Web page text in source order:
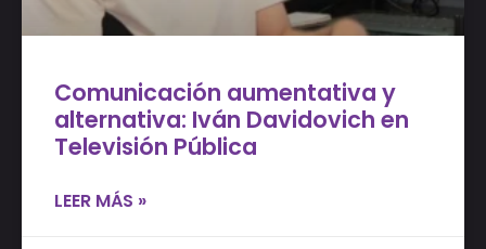
Comunicación aumentativa y
alternativa: Iván Davidovich en
Televisión Pública
LEER MÁS »